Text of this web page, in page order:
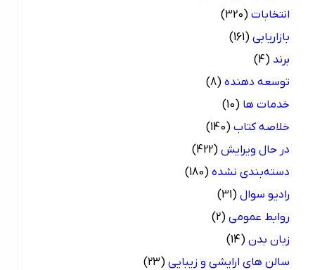
انتخابات (320)
بازاریابی (161)
(4)
توسعه دهنده (8)
خدمات ها (10)
خلاصه کتاب (140)
در حال ویرایش (422)
دسته‌بندی نشده (180)
رادیو سوال (31)
روابط عمومی (2)
زبان بدن (14)
سالن های ارایشی و زیبایی (23)